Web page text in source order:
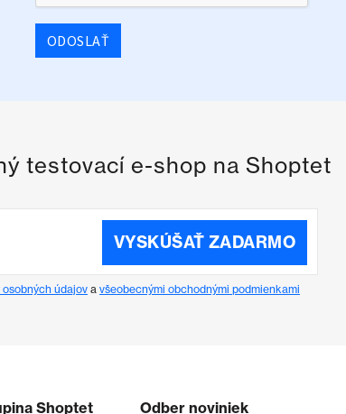
ODOSLAŤ
testovací e-shop na Shoptet
VYSKÚŠAŤ ZADARMO
údajov a všeobecnými obchodnými podmienkami
Shoptet Odber noviniek